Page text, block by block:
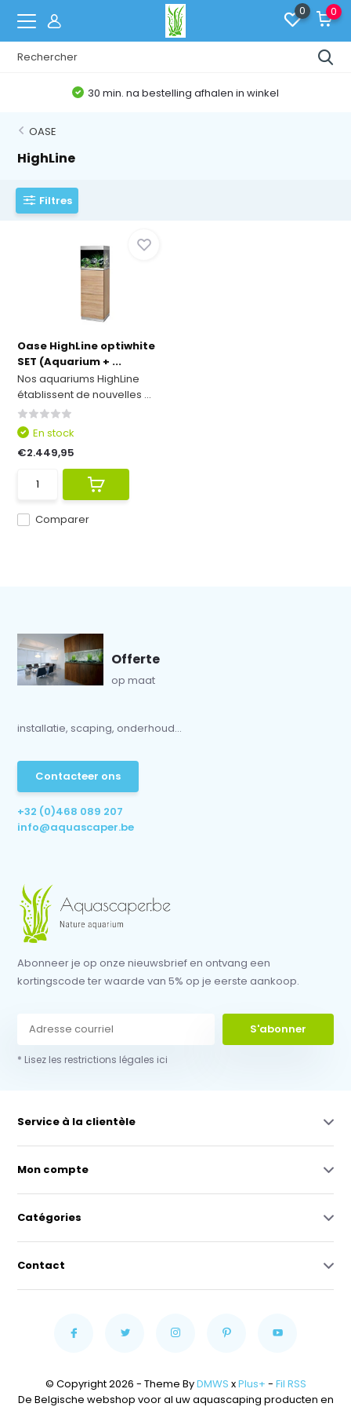
0 0
30 min. na bestelling afhalen in winkel
OASE
HighLine
Filtres
Oase HighLine optiwhite
SET (Aquarium + ...
Nos aquariums HighLine
établissent de nouvelles ...
Comparer
En stock
€2.449,95
Offerte
op maat
installatie, scaping, onderhoud...
Contacteer ons
+32 (0)468 089 207
info@aquascaper.be
Abonneer je op onze nieuwsbrief en ontvang een
kortingscode ter waarde van 5% op je eerste aankoop.
S'abonner
* Lisez les restrictions légales ici
Service à la clientèle
Mon compte
Catégories
Contact
© Copyright 2026 - Theme ByDMWS xPlus+ - Fil RSS
De Belgische webshop voor al uw aquascaping producten en